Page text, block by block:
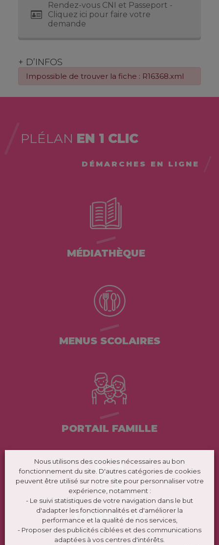
Rendez-vous CNI et Passeport -
Cliquez ici pour faire votre
demande
+ D’INFOS
Impossible de trouver la fiche : R16368.xml
PLÉLAN EN 1 CLIC
DÉMARCHES EN LIGNE
MÉDIATHÈQUE
MENUS SCOLAIRES
PORTAIL FAMILLE
TRANSPORTS
Nous utilisons des cookies nécessaires au bon
fonctionnement du site. D'autres catégories de cookies
peuvent être utilisé sur notre site pour personnaliser votre
expérience, notamment :
- Le suivi statistiques de votre navigation dans le but
d'adapter les fonctionnalités et d'améliorer la
performance et la qualité de nos services,
- Proposer des publicités ciblées et des communications
adaptées à vos centres d'intérêts.